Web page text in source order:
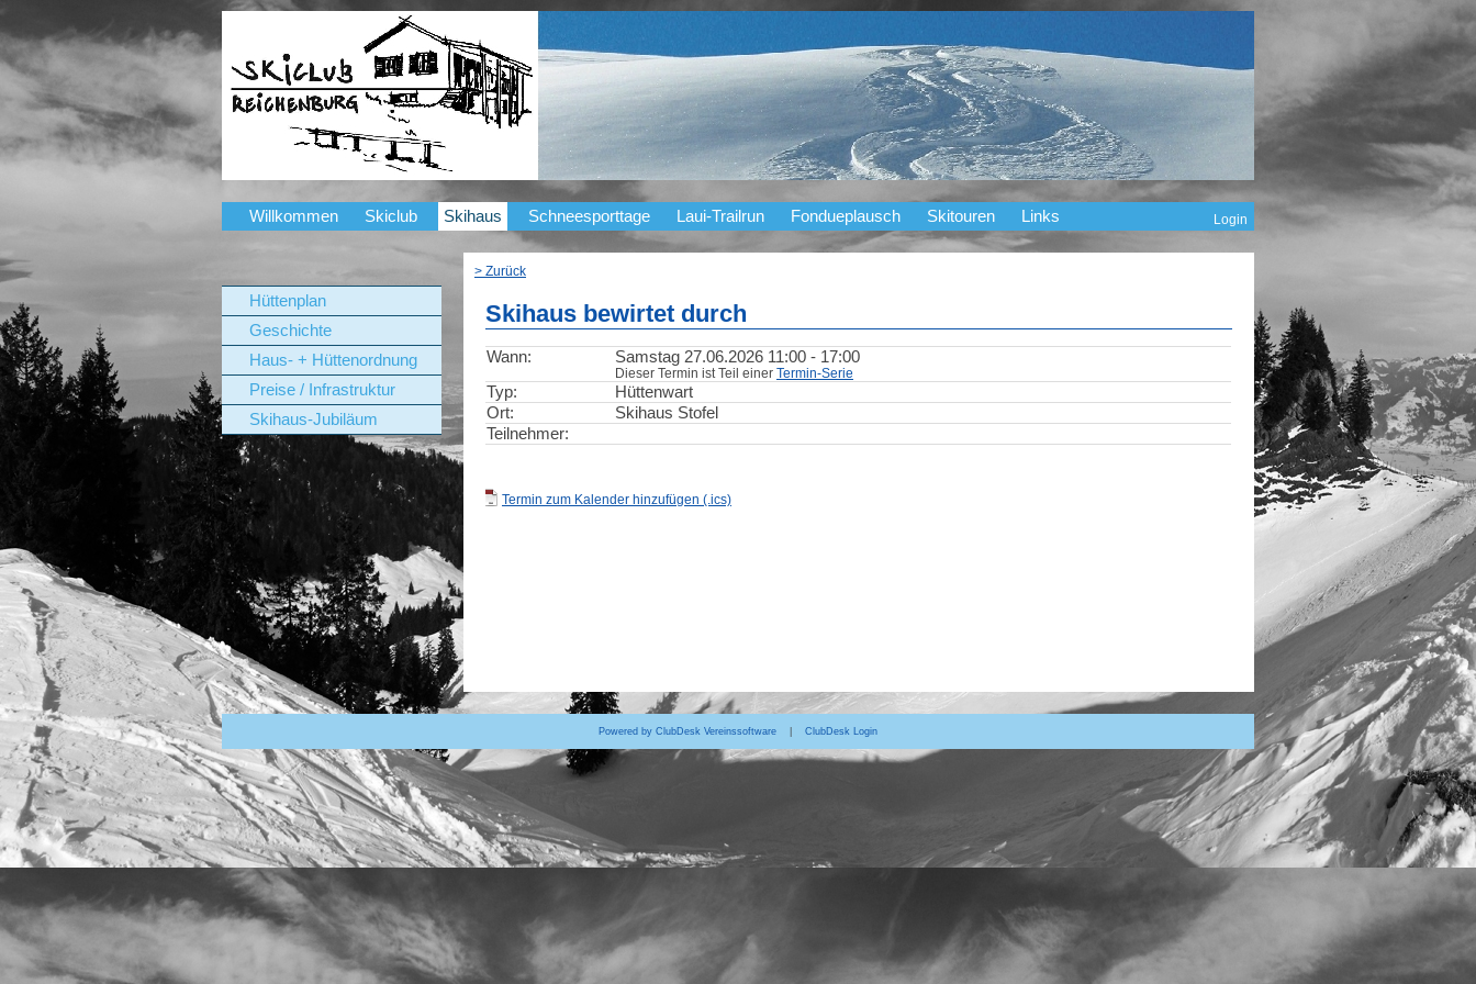
Willkommen Skiclub Skihaus Schneesporttage Laui-Trailrun Fondueplausch Skitouren Links Login
Hüttenplan
Geschichte
Haus- + Hüttenordnung
Preise / Infrastruktur
Skihaus-Jubiläum
> Zurück
Skihaus bewirtet durch
Wann: Samstag 27.06.2026 11:00 - 17:00
Dieser Termin ist Teil einer Termin-Serie
Typ:
Hüttenwart
Ort:
Skihaus Stofel
Teilnehmer:
Termin zum Kalender hinzufügen (.ics)
Powered by ClubDesk Vereinssoftware| ClubDesk Login